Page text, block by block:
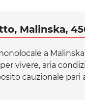
Malinska,
a
vivere, aria
cauzionale pari